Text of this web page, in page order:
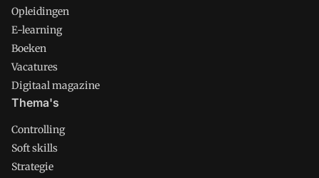
Opleidingen
E-learning
Boeken
Vacatures
Digitaal magazine
Thema's
Controlling
Soft skills
Strategie